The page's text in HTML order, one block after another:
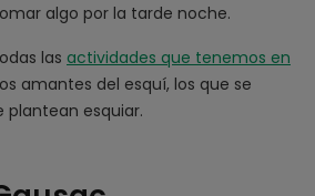
algo por la tarde noche.
las actividades que tenemos en
amantes del esquí, los que se
plantean esquiar.